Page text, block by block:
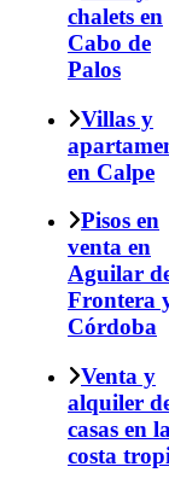
chalets en
Cabo de
Palos
Villas y
en Calpe
Pisos en
venta en
Aguilar
Frontera
Córdoba
Venta y
alquiler
casas en
costa